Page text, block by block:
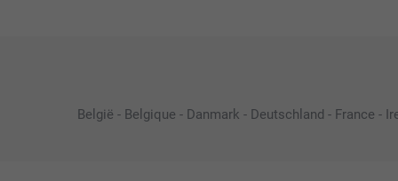
België - Belgique - Danmark - Deutschland - France -